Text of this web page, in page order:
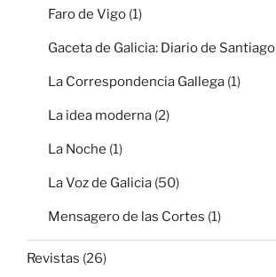
Faro de Vigo (1)
Gaceta de Galicia: Diario de Santiago
La Correspondencia Gallega (1)
La idea moderna (2)
La Noche (1)
La Voz de Galicia (50)
Mensagero de las Cortes (1)
Revistas (26)